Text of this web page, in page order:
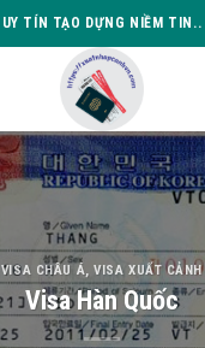
UY TÍN TẠO DỰNG NIỀM TIN..
VISA CHÂU Á,VISA XUẤT CẢNH
Visa Hàn Quốc